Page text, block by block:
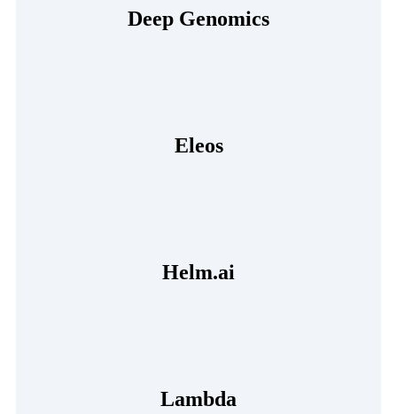
Deep Genomics
Eleos
Helm.ai
Lambda